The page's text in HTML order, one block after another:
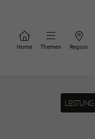
Home Themen Region
LEISTUNG